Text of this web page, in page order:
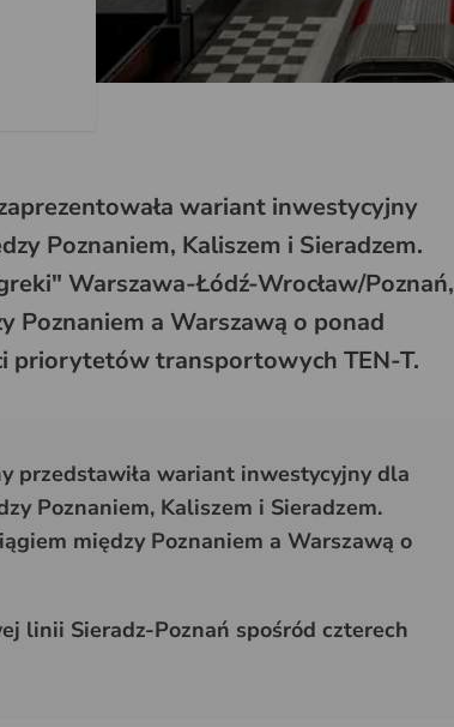
wariant inwestycyjny
Poznaniem, Kaliszem i Sieradzem.
Warszawa-Łódź-Wrocław/Poznań,
Poznaniem a Warszawą o ponad
priorytetów transportowych TEN-T.
przedstawiła wariant inwestycyjny dla
Poznaniem, Kaliszem i Sieradzem.
między Poznaniem a Warszawą o
linii Sieradz-Poznań spośród czterech